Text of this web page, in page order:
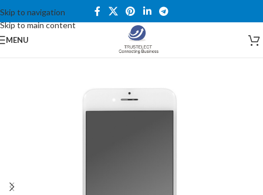
Skip to navigation
Skip to main content
MENU